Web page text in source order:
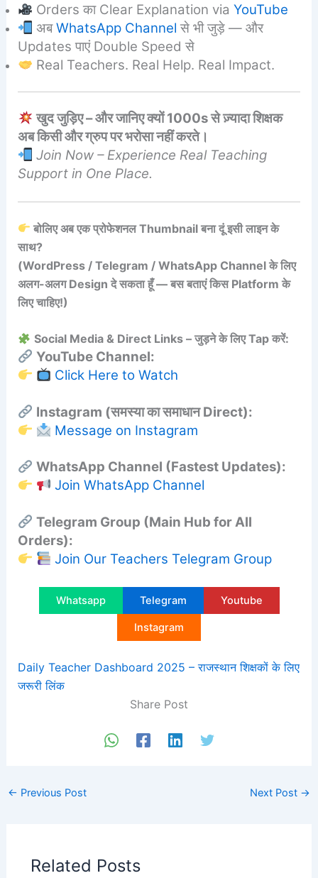
Orders का Clear Explanation via YouTube
अबWhatsApp Channel से भी जुड़े — और
Updates पाएं Double Speed से
Real Teachers. Real Help. Real Impact.
खुद जुड़िए – और जानिए क्यों 1000s से ज़्यादा शिक्षक
अब किसी और ग्रुप पर भरोसा नहीं करते।
Join Now – Experience Real Teaching
Support in One Place.
बोलिए अब एक प्रोफेशनल Thumbnail बना दूं इसी लाइन के
साथ?
(WordPress / Telegram / WhatsApp Channel के लिए
अलग-अलग Design दे सकता हूँ — बस बताएं किस Platform के
लिए चाहिए!)
Social Media & Direct Links – जुड़ने के लिए Tap करें:
YouTube Channel:
Click Here to Watch
Instagram (समस्या का समाधान Direct):
Message on Instagram
WhatsApp Channel (Fastest Updates):
Join WhatsApp Channel
Telegram Group (Main Hub for All
Orders):
Join Our Teachers Telegram Group
Whatsapp Telegram Youtube
Instagram
Daily Teacher Dashboard 2025 – राजस्थान शिक्षकों के लिए
जरूरी लिंक
Share Post
← Previous Post Next Post →
Related Posts